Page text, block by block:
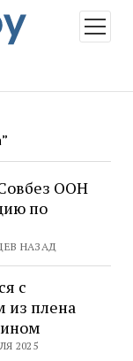
меню
ООН
по
НАЗАД
с
из плена
2025